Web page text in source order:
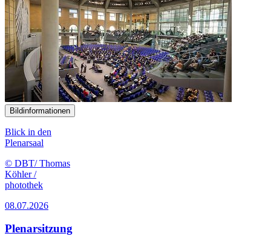
Bildinformationen
Blick in den
Plenarsaal
© DBT/ Thomas
Köhler /
photothek
08.07.2026
Plenarsitzung